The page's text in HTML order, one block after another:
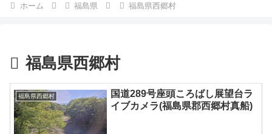
ホーム 福島県 福島県西郷村
福島県西郷村
福島県西郷村
国道289号座頭ころばし展望台ラ
イブカメラ(福島県郡西郷村真船)